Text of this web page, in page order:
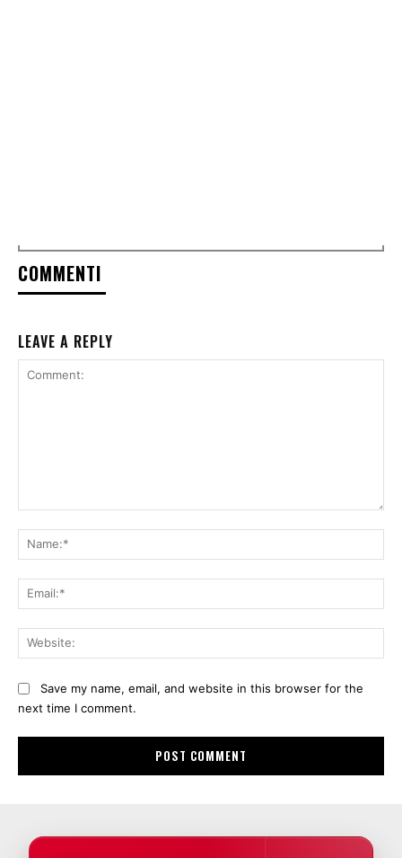
COMMENTI
LEAVE A REPLY
Save my name, email, and website in this browser for the
next time I comment.